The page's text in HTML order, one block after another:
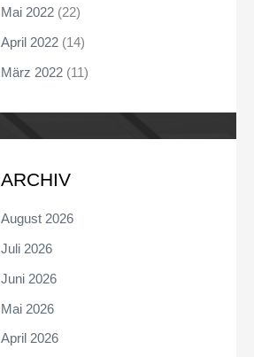
Mai 2022 (22)
April 2022 (14)
März 2022 (11)
ARCHIV
August 2026
Juli 2026
Juni 2026
Mai 2026
April 2026